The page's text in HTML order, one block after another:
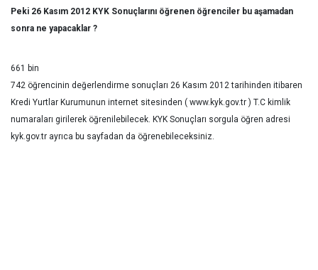
Peki 26 Kasım 2012 KYK Sonuçlarını öğrenen öğrenciler bu aşamadan
sonra ne yapacaklar ?
661 bin
742 öğrencinin değerlendirme sonuçları 26 Kasım 2012 tarihinden itibaren
Kredi Yurtlar Kurumunun internet sitesinden ( www.kyk.gov.tr ) T.C kimlik
numaraları girilerek öğrenilebilecek. KYK Sonuçları sorgula öğren adresi
kyk.gov.tr ayrıca bu sayfadan da öğrenebileceksiniz.